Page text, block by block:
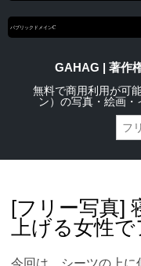
パブリックドメインC
GAHAG | 著作
無料で商用利用が可
ン）の写真・絵画・
content[フリー写真]
上げる女性